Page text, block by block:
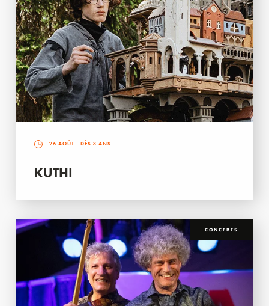
26 AOÛT - DÈS 3 ANS
KUTHI
CONCERTS